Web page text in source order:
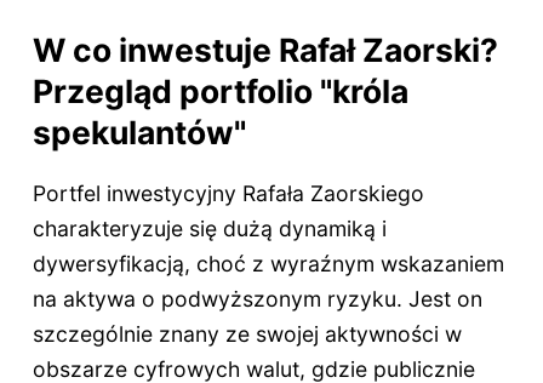
W co inwestuje Rafał Zaorski?
Przegląd portfolio "króla
spekulantów"
Portfel inwestycyjny Rafała Zaorskiego
charakteryzuje się dużą dynamiką i
dywersyfikacją, choć z wyraźnym wskazaniem
na aktywa o podwyższonym ryzyku. Jest on
szczególnie znany ze swojej aktywności w
obszarze cyfrowych walut, gdzie publicznie